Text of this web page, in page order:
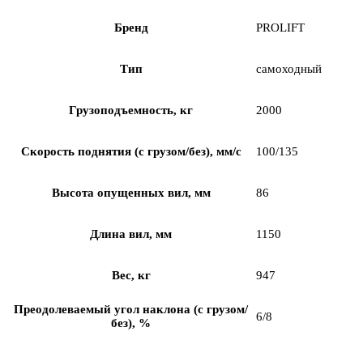
Бренд PROLIFT
Тип самоходный
Грузоподъемность, кг 2000
Скорость поднятия (с грузом/без), мм/с 100/135
Высота опущенных вил, мм 86
Длина вил, мм 1150
Вес, кг 947
Преодолеваемый угол наклона (с грузом/
без), %
6/8